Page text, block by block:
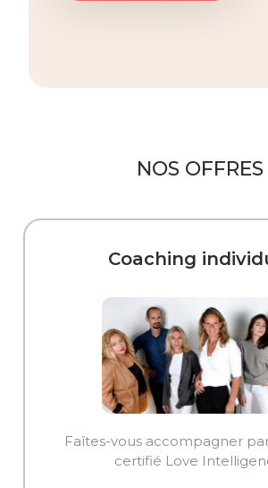
NOS OFFRES
Coaching
Faîtes-vous accompagner
certifié Love